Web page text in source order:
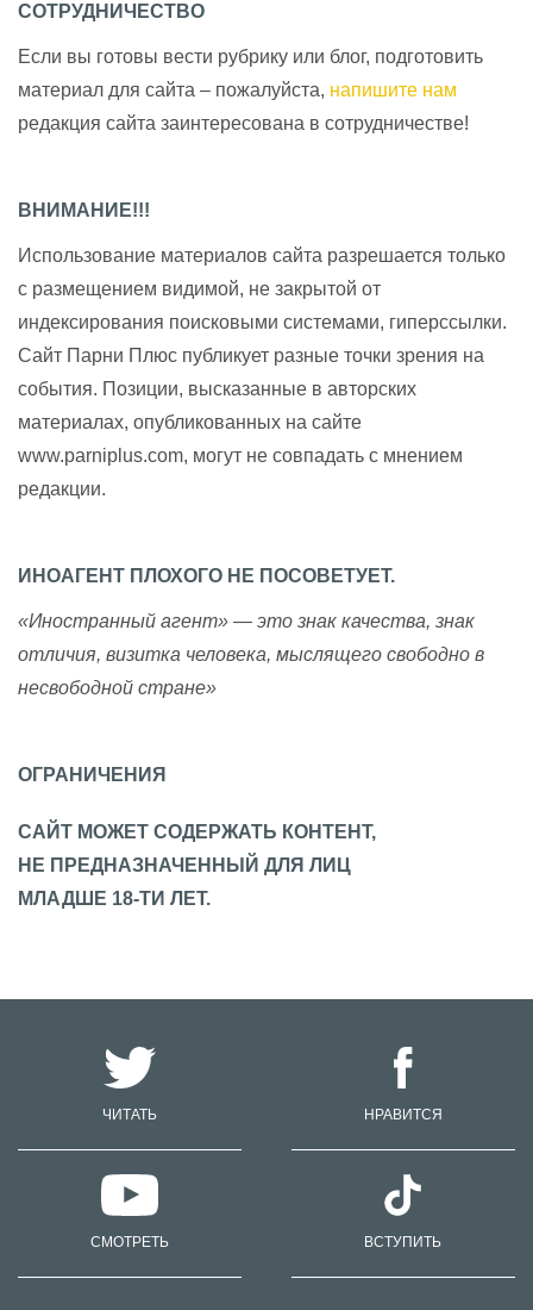
СОТРУДНИЧЕСТВО
Если вы готовы вести рубрику или блог, подготовить
материал для сайта – пожалуйста, напишите нам
редакция сайта заинтересована в сотрудничестве!
ВНИМАНИЕ!!!
Использование материалов сайта разрешается только
с размещением видимой, не закрытой от
индексирования поисковыми системами, гиперссылки.
Сайт Парни Плюс публикует разные точки зрения на
события. Позиции, высказанные в авторских
материалах, опубликованных на сайте
www.parniplus.com, могут не совпадать с мнением
редакции.
ИНОАГЕНТ ПЛОХОГО НЕ ПОСОВЕТУЕТ.
«Иностранный агент» — это знак качества, знак
отличия, визитка человека, мыслящего свободно в
несвободной стране»
ОГРАНИЧЕНИЯ
САЙТ МОЖЕТ СОДЕРЖАТЬ КОНТЕНТ,
НЕ ПРЕДНАЗНАЧЕННЫЙ ДЛЯ ЛИЦ
МЛАДШЕ 18-ТИ ЛЕТ.
ЧИТАТЬ НРАВИТСЯ
СМОТРЕТЬ ВСТУПИТЬ